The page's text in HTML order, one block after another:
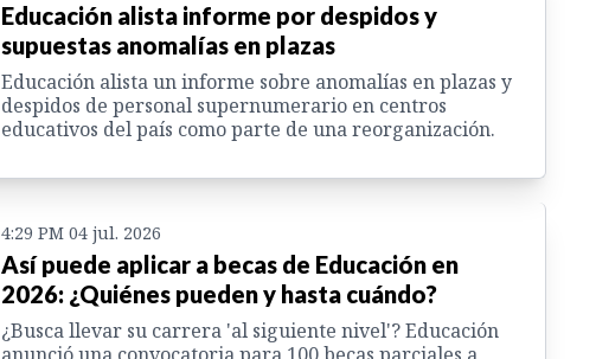
Educación alista informe por despidos y
supuestas anomalías en plazas
Educación alista un informe sobre anomalías en plazas y
despidos de personal supernumerario en centros
educativos del país como parte de una reorganización.
4:29 PM 04 jul. 2026
Así puede aplicar a becas de Educación en
2026: ¿Quiénes pueden y hasta cuándo?
¿Busca llevar su carrera 'al siguiente nivel'? Educación